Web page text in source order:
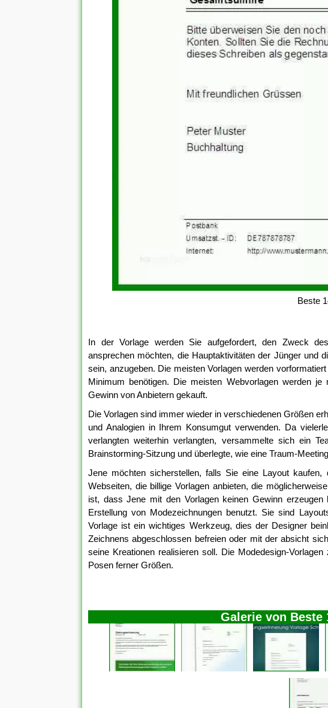
Beste
In der Vorlage werden Sie aufgefordert, den Zweck
ansprechen möchten, die Hauptaktivitäten der Jünger und
sein, anzugeben. Die meisten Vorlagen werden
Minimum benötigen. Die meisten Webvorlagen werden
Gewinn von Anbietern gekauft.
Die Vorlagen sind immer wieder in verschiedenen Größen
und Analogien in Ihrem Konsumgut verwenden. Da
verlangten weiterhin verlangten, versammelte sich ein
Brainstorming-Sitzung und überlegte, wie eine Traum-
Jene möchten sicherstellen, falls Sie eine Layout
Webseiten, die billige Vorlagen anbieten, die
ist, dass Jene mit den Vorlagen keinen Gewinn
Erstellung von Modezeichnungen benutzt. Sie sind
Vorlage ist ein wichtiges Werkzeug, dies der Designer
Zeichnens abgeschlossen befreien oder mit der absicht
seine Kreationen realisieren soll. Die Modedesign-
Posen ferner Größen.
Galerie von Beste